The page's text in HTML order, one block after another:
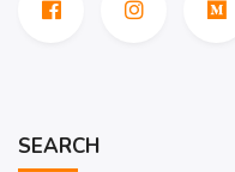
SEARCH